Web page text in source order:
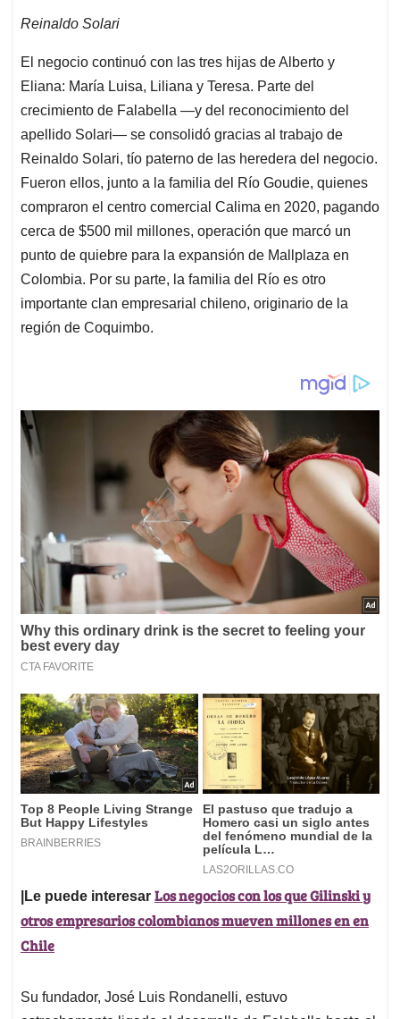
Reinaldo Solari
El negocio continuó con las tres hijas de Alberto y
Eliana: María Luisa, Liliana y Teresa. Parte del
crecimiento de Falabella —y del reconocimiento del
apellido Solari— se consolidó gracias al trabajo de
Reinaldo Solari, tío paterno de las heredera del negocio.
Fueron ellos, junto a la familia del Río Goudie, quienes
compraron el centro comercial Calima en 2020, pagando
cerca de $500 mil millones, operación que marcó un
punto de quiebre para la expansión de Mallplaza en
Colombia. Por su parte, la familia del Río es otro
importante clan empresarial chileno, originario de la
región de Coquimbo.
|Le puede interesar Los negocios con los que Gilinski y
otros empresarios colombianos mueven millones en en
Chile
Su fundador, José Luis Rondanelli, estuvo